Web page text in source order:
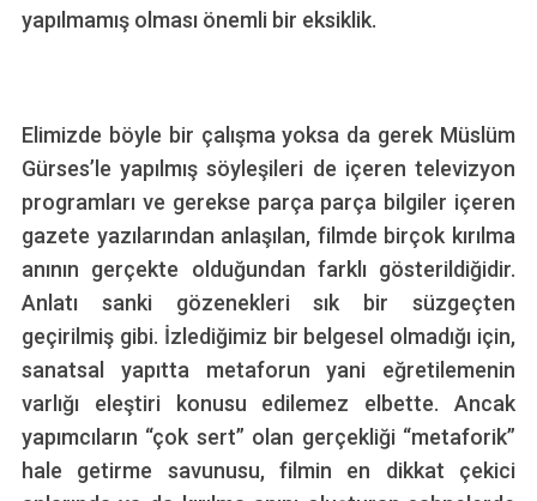
yapılmamış olması önemli bir eksiklik.
Elimizde böyle bir çalışma yoksa da gerek Müslüm
Gürses’le yapılmış söyleşileri de içeren televizyon
programları ve gerekse parça parça bilgiler içeren
gazete yazılarından anlaşılan, filmde birçok kırılma
anının gerçekte olduğundan farklı gösterildiğidir.
Anlatı sanki gözenekleri sık bir süzgeçten
geçirilmiş gibi. İzlediğimiz bir belgesel olmadığı için,
sanatsal yapıtta metaforun yani eğretilemenin
varlığı eleştiri konusu edilemez elbette. Ancak
yapımcıların “çok sert” olan gerçekliği “metaforik”
hale getirme savunusu, filmin en dikkat çekici